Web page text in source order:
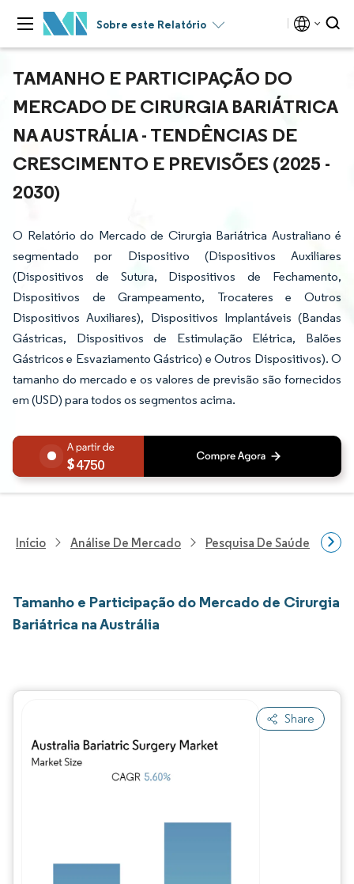
Sobre este Relatório
TAMANHO E PARTICIPAÇÃO DO
MERCADO DE CIRURGIA BARIÁTRICA
NA AUSTRÁLIA - TENDÊNCIAS DE
CRESCIMENTO E PREVISÕES (2025 -
2030)
O Relatório do Mercado de Cirurgia Bariátrica Australiano é
segmentado por Dispositivo (Dispositivos Auxiliares
(Dispositivos de Sutura, Dispositivos de Fechamento,
Dispositivos de Grampeamento, Trocateres e Outros
Dispositivos Auxiliares), Dispositivos Implantáveis (Bandas
Gástricas, Dispositivos de Estimulação Elétrica, Balões
Gástricos e Esvaziamento Gástrico) e Outros Dispositivos). O
tamanho do mercado e os valores de previsão são fornecidos
em (USD) para todos os segmentos acima.
4750
Início Análise De Mercado Pesquisa De Saúde
Tamanho e Participação do Mercado de Cirurgia
Bariátrica na Austrália
Share